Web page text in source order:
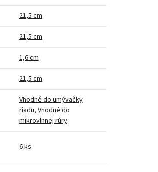
21,5 cm
21,5 cm
1,6 cm
21,5 cm
Vhodné do umývačky
riadu, Vhodné do
mikrovlnnej rúry
6 ks